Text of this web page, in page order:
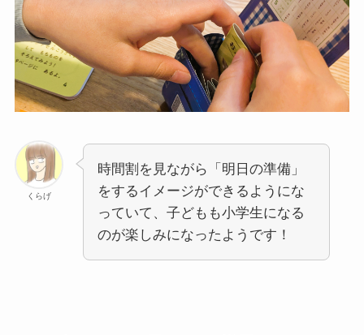
くらげ
時間割を見ながら「明日の準備」
をするイメージができるようにな
っていて、子どもも小学生になる
のが楽しみになったようです！